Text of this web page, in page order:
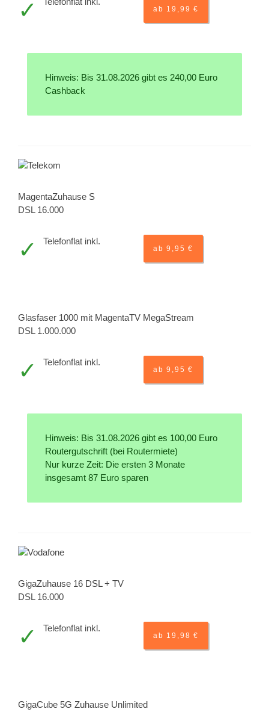
ab 19,99 €
Hinweis: Bis 31.08.2026 gibt es 240,00 Euro
Cashback
MagentaZuhause S
DSL 16.000
Telefonflat inkl.
ab 9,95 €
Glasfaser 1000 mit MagentaTV MegaStream
DSL 1.000.000
Telefonflat inkl.
ab 9,95 €
Hinweis: Bis 31.08.2026 gibt es 100,00 Euro
Routergutschrift (bei Routermiete)
Nur kurze Zeit: Die ersten 3 Monate
insgesamt 87 Euro sparen
GigaZuhause 16 DSL + TV
DSL 16.000
Telefonflat inkl.
ab 19,98 €
GigaCube 5G Zuhause Unlimited